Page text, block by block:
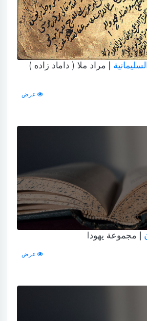
| مراد ملا ( داماد زاده )
عرض
| مجموعة يهودا
عرض